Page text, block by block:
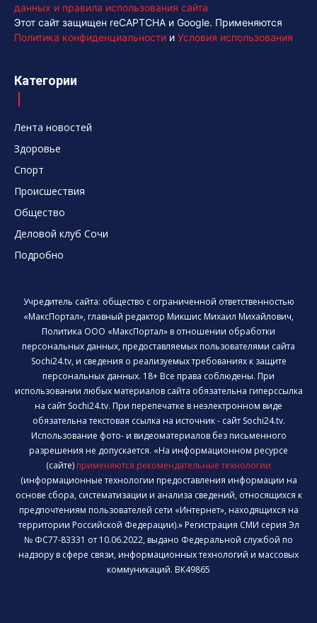
данных и правила использования сайта
Этот сайт защищен reCAPTCHA и Google. Применяются
Политика конфиденциальности и Условия использования
Категории
Лента новостей
Здоровье
Спорт
Происшествия
Общество
Деловой клуб Сочи
Подробно
Учредитель сайта: общество с ограниченной ответственностью
«МаксПортал», главный редактор Микшис Михаил Михайлович,
Политика ООО «МаксПортал» в отношении обработки
персональных данных, предоставляемых пользователями сайта
Sochi24.tv, и сведения о реализуемых требованиях к защите
персональных данных. 18+ Все права соблюдены. При
использовании любых материалов сайта обязательна гиперссылка
на сайт Sochi24.tv. При перепечатке в неэлектронном виде
обязательна текстовая ссылка на источник - сайт Sochi24.tv.
Использование фото- и видеоматериалов без письменного
разрешения не допускается. «На информационном ресурсе
(сайте) применяются рекомендательные технологии
(информационные технологии предоставления информации на
основе сбора, систематизации и анализа сведений, относящихся к
предпочтениям пользователей сети «Интернет», находящихся на
территории Российской Федерации).» Регистрация СМИ серия Эл
№ ФС77-83331 от 10.06.2022, выдано Федеральной службой по
надзору в сфере связи, информационных технологий и массовых
коммуникаций. ВК49865